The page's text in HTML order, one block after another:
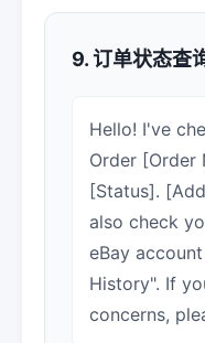
9. 订单状态查
Hello! I've
Order [Order
[Status].
also check
eBay
History". If
concerns,